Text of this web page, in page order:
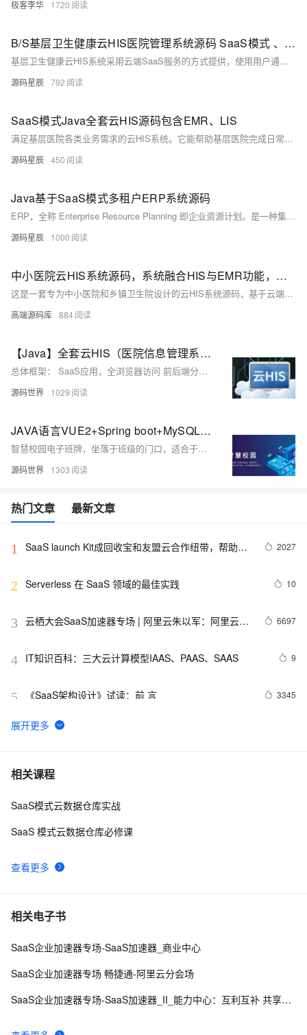
极客李华 1720
B/S基层卫生健康云HIS医院管理系统源码 SaaS模式 、Springboot框架
基层卫生健康云HIS系统采用云端SaaS服务的方式提供，使用用户通过浏览器即能访问，无需关注系统的部署、维护、升级等问题，系统充分考虑了模板化、配置化、智能化、扩展化等设计方法，覆盖了基层医疗机构的主要工作流程，能够与监管系统有序对接，并能满足未来系统扩展的需要。
源码星辰 792
SaaS模式Java全套云HIS源码包含EMR、LIS
满足基层医院各类业务需求的云HIS系统。它能帮助基层医院完成日常各类业务，提供病患挂号支持、病患问诊、电子病历、开药发药、会员管理、统计查询、医生站和护士站等一系列常规功能，实现多层机构之间的融合管理。
源码星辰 450
Java基于SaaS模式多租户ERP系统源码
ERP，全称 Enterprise Resource Planning 即企业资源计划。是一种集成化的管理软件系统，它通过信息技术手段，将企业的各个业务流程和资源管理进行整合，以提高企业的运营效率和管理水平，它是一种先进的企业管理理念和信息化管理系统。 适用于小微企业的 SaaS模式多租户ERP管理系统, 采用最新的技术栈开发, 让企业简单上云。专注于小微企业的应用需求，如企业基本的进销存、询价，报价, 采购、销售、MRP生产制造、品质管理、仓库库存管理、财务应收付款, OA办公单据、CRM等。
源码星辰 1000
中小医院云HIS系统源码，系统融合HIS与EMR功能，采用B/S架构与SaaS模式，快速交付并简化运维
这是一套专为中小医院和乡镇卫生院设计的云HIS系统源码，基于云端部署，采用B/S架构与SaaS模式，快速交付并简化运维。系统融合HIS与EMR功能，涵盖门诊挂号、预约管理、一体化电子病历、医生护士工作站、收费财务、药品进销存及统计分析等模块。技术栈包括前端Angular+Nginx，后端Java+Spring系列框架，数据库使用MySQL+MyCat。该系统实现患者管理、医嘱处理、费用结算、药品管控等核心业务全流程数字化，助力医疗机构提升效率和服务质量。
高端源码库 884
【Java】全套云HIS（医院信息管理系统）可对接医保 采用云端SaaS模式部署
总体框架： SaaS应用，全浏览器访问 前后端分离，多服务协同 服务可拆分，功能易扩展
源码世界 1029
JAVA语言VUE2+Spring boot+MySQL开发的智慧校园系统源码（电子班牌可人脸识别）Saas 模式
智慧校园电子班牌，坐落于班级的门口，适合于各类型学校的场景应用，班级学校日常内容更新可由班级自行管理，也可由学校统一管理。让我们一起看看，电子班牌有哪些功能呢？
源码世界 1303
热门文章 最新文章
1
SaaS launch Kit成回收宝和友盟云合作纽带，帮助提
2027
2 Serverless 在 SaaS 领域的最佳实践 10
3 云栖大会SaaS加速器专场 | 阿里云朱以军：阿里云心
6697
4 IT知识百科：三大云计算模型IAAS、PAAS、SAAS 9
5 《SaaS架构设计》试读：前 言 3345
6 SaaS未来的安全状态将超越管理软件
7 碎片技能：在 Windows 的任意目录一键快捷进入 CMD
8 带你读《云原生架构白皮书2022新版》——加速 SaaS
相关课程
查看更多
SaaS模式云数据仓库实战
SaaS 模式云数据仓库必修课
相关电子书
SaaS企业加速器专场-SaaS加速器_商业中心
SaaS企业加速器专场 畅捷通-阿里云分会场
SaaS企业加速器专场-SaaS加速器_II_能力中心：互利互补 共享业务红利